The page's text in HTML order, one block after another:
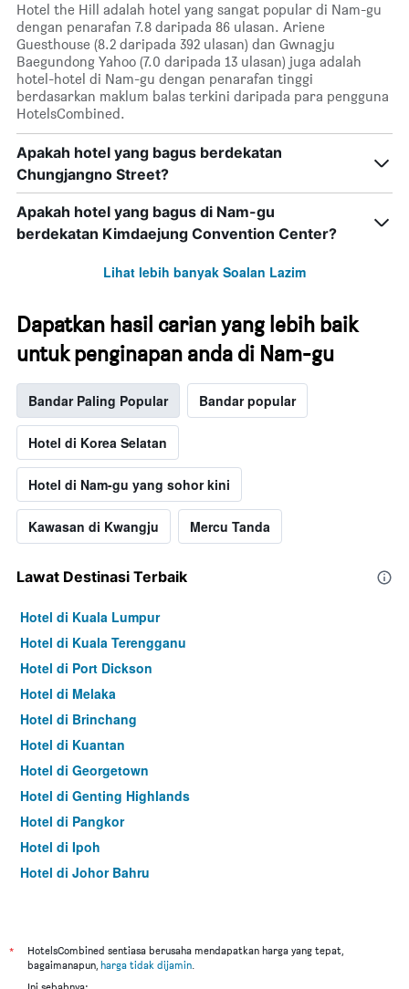
Hotel the Hill adalah hotel yang sangat popular di Nam-gu
dengan penarafan 7.8 daripada 86 ulasan. Ariene
Guesthouse (8.2 daripada 392 ulasan) dan Gwnagju
Baegundong Yahoo (7.0 daripada 13 ulasan) juga adalah
hotel-hotel di Nam-gu dengan penarafan tinggi
berdasarkan maklum balas terkini daripada para pengguna
HotelsCombined.
Apakah hotel yang bagus berdekatan
Chungjangno Street?
Apakah hotel yang bagus di Nam-gu
berdekatan Kimdaejung Convention Center?
Lihat lebih banyak Soalan Lazim
Dapatkan hasil carian yang lebih baik
untuk penginapan anda di Nam-gu
Bandar Paling Popular Bandar popular
Hotel di Korea Selatan
Hotel di Nam-gu yang sohor kini
Kawasan di Kwangju Mercu Tanda
Lawat Destinasi Terbaik
Hotel di Kuala Lumpur
Hotel di Kuala Terengganu
Hotel di Port Dickson
Hotel di Melaka
Hotel di Brinchang
Hotel di Kuantan
Hotel di Georgetown
Hotel di Genting Highlands
Hotel di Pangkor
Hotel di Ipoh
Hotel di Johor Bahru
Hotel di Kuching
Hotel di Tokyo
*
HotelsCombined sentiasa berusaha mendapatkan harga yang tepat,
bagaimanapun, harga tidak dijamin.